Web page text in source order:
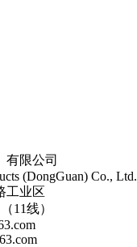
有限公司
(DongGuan) Co., Ltd.
工业区
11线）